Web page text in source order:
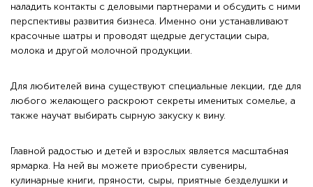
наладить контакты с деловыми партнерами и обсудить с ними
перспективы развития бизнеса. Именно они устанавливают
красочные шатры и проводят щедрые дегустации сыра,
молока и другой молочной продукции.
Для любителей вина существуют специальные лекции, где для
любого желающего раскроют секреты именитых сомелье, а
также научат выбирать сырную закуску к вину.
Главной радостью и детей и взрослых является масштабная
ярмарка. На ней вы можете приобрести сувениры,
кулинарные книги, пряности, сыры, приятные безделушки и